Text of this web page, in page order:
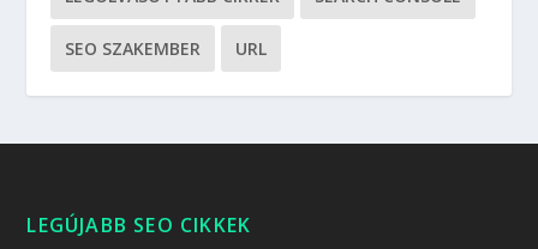
SEO SZAKEMBER URL
LEGÚJABB SEO CIKKEK